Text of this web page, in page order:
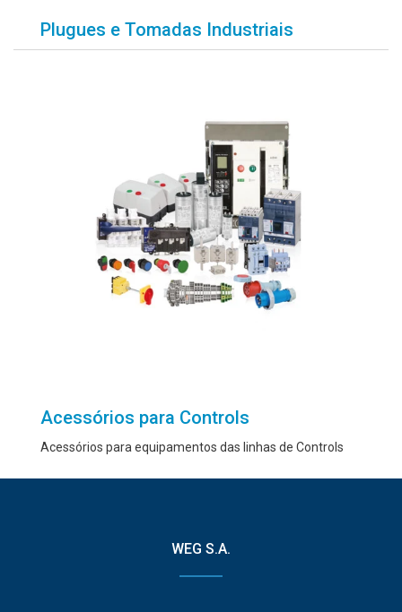
Plugues e Tomadas Industriais
Acessórios para Controls
Acessórios para equipamentos das linhas de Controls
WEG S.A.